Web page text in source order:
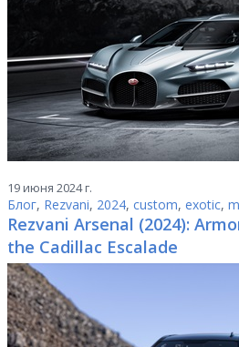
19 июня 2024 г.
Блог, Rezvani, 2024, custom, exotic,
Rezvani Arsenal (2024):
the Cadillac Escalade